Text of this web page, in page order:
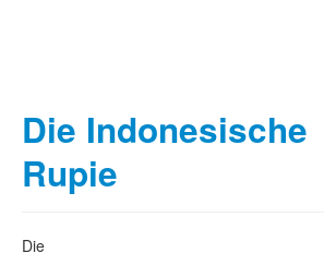
Die Indonesische
Rupie
Die